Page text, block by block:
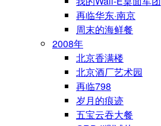
再临华东·南京
周末的海鲜餐
2008年
北京香满楼
北京酒厂艺术园
再临798
岁月的痕迹
五宝云吞大餐